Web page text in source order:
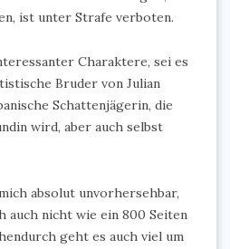
ist unter Strafe verboten.
Charaktere, sei es
Bruder von Julian
Schattenjägerin, die
wird, aber auch selbst
absolut unvorhersehbar,
auch nicht wie ein 800 Seiten
geht es auch viel um